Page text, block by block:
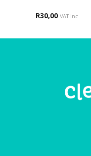
R30,00 VAT inc